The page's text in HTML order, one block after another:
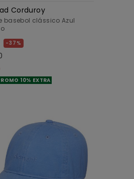
Corduroy
basebol clássico Azul
37%
10% EXTRA